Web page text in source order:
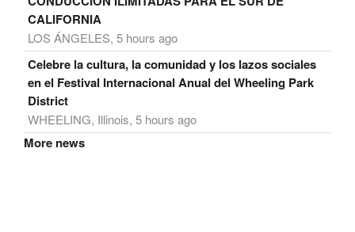
CALIFORNIA
LOS ÁNGELES, 5 hours ago
Celebre la cultura, la comunidad y los lazos sociales
en el Festival Internacional Anual del Wheeling Park
District
WHEELING, Illinois, 5 hours ago
More news